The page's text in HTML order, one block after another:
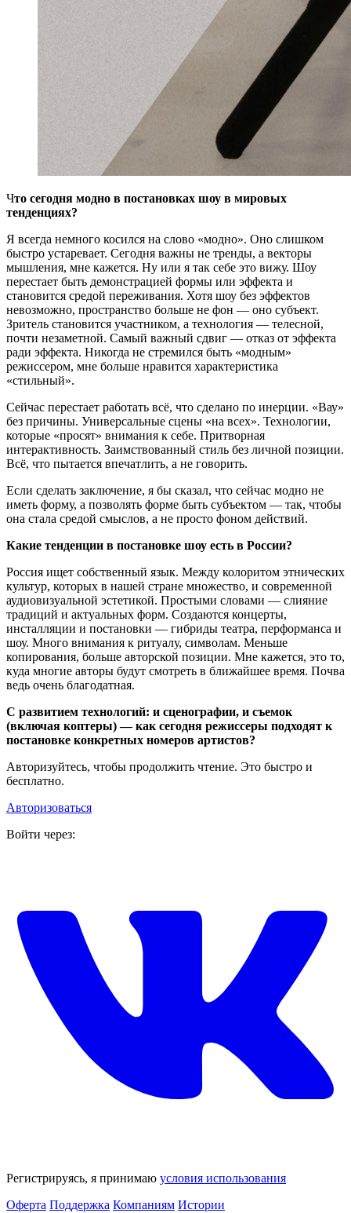
Что сегодня модно в постановках шоу в мировых
тенденциях?
Я всегда немного косился на слово «модно». Оно слишком
быстро устаревает. Сегодня важны не тренды, а векторы
мышления, мне кажется. Ну или я так себе это вижу. Шоу
перестает быть демонстрацией формы или эффекта и
становится средой переживания. Хотя шоу без эффектов
невозможно, пространство больше не фон — оно субъект.
Зритель становится участником, а технология — телесной,
почти незаметной. Самый важный сдвиг — отказ от эффекта
ради эффекта. Никогда не стремился быть «модным»
режиссером, мне больше нравится характеристика
«стильный».
Сейчас перестает работать всё, что сделано по инерции. «Вау»
без причины. Универсальные сцены «на всех». Технологии,
которые «просят» внимания к себе. Притворная
интерактивность. Заимствованный стиль без личной позиции.
Всё, что пытается впечатлить, а не говорить.
Если сделать заключение, я бы сказал, что сейчас модно не
иметь форму, а позволять форме быть субъектом — так, чтобы
она стала средой смыслов, а не просто фоном действий.
Какие тенденции в постановке шоу есть в России?
Россия ищет собственный язык. Между колоритом этнических
культур, которых в нашей стране множество, и современной
аудиовизуальной эстетикой. Простыми словами — слияние
традиций и актуальных форм. Создаются концерты,
инсталляции и постановки — гибриды театра, перформанса и
шоу. Много внимания к ритуалу, символам. Меньше
копирования, больше авторской позиции. Мне кажется, это то,
куда многие авторы будут смотреть в ближайшее время. Почва
ведь очень благодатная.
С развитием технологий: и сценографии, и съемок
(включая коптеры) — как сегодня режиссеры подходят к
постановке конкретных номеров артистов?
Авторизуйтесь, чтобы продолжить чтение. Это быстро и
бесплатно.
Авторизоваться
Войти через:
Регистрируясь, я принимаю условия использования
Оферта Поддержка Компаниям Истории